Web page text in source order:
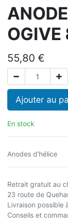
55,80 €
Ajouter au
En stock
Anodes d'hélice
Retrait gratuit au
23 route de
Livraison possible
Conseils et